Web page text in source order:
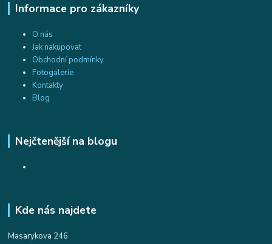
Informace pro zákazníky
O nás
Jak nakupovat
Obchodní podmínky
Fotogalerie
Kontakty
Blog
Nejčtenější na blogu
Kde nás najdete
Masarykova 246